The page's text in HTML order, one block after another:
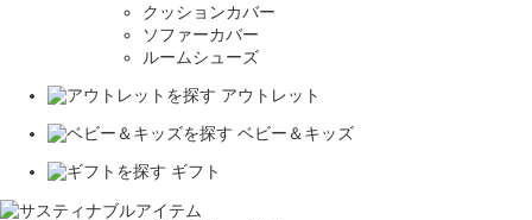
クッションカバー
ソファーカバー
ルームシューズ
アウトレット
ベビー＆キッズ
ギフト